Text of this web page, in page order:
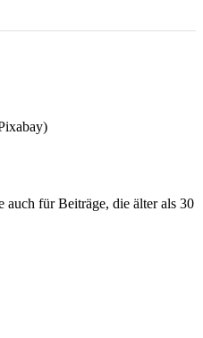
für Beiträge, die älter als 30